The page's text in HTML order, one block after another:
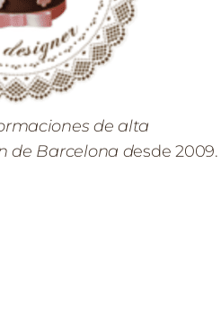
de alta
de Barcelona desde 2009.